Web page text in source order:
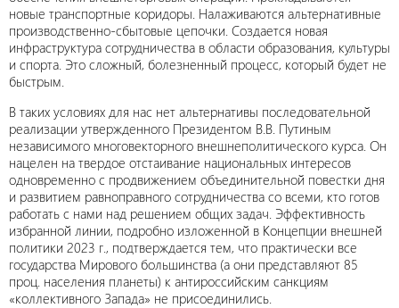
новые транспортные коридоры. Налаживаются альтернативные
производственно-сбытовые цепочки. Создается новая
инфраструктура сотрудничества в области образования, культуры
и спорта. Это сложный, болезненный процесс, который будет не
быстрым.
В таких условиях для нас нет альтернативы последовательной
реализации утвержденного Президентом В.В. Путиным
независимого многовекторного внешнеполитического курса. Он
нацелен на твердое отстаивание национальных интересов
одновременно с продвижением объединительной повестки дня
и развитием равноправного сотрудничества со всеми, кто готов
работать с нами над решением общих задач. Эффективность
избранной линии, подробно изложенной в Концепции внешней
политики 2023 г., подтверждается тем, что практически все
государства Мирового большинства (а они представляют 85
проц. населения планеты) к антироссийским санкциям
«коллективного Запада» не присоединились.